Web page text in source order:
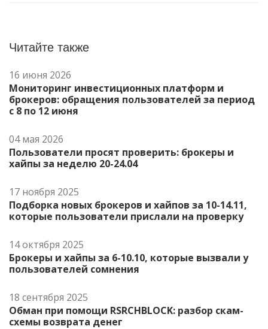
Читайте также
16 июня 2026
Мониторинг инвестиционных платформ и
брокеров: обращения пользователей за период
с 8 по 12 июня
04 мая 2026
Пользователи просят проверить: брокеры и
хайпы за неделю 20-24.04
17 ноября 2025
Подборка новых брокеров и хайпов за 10-14.11,
которые пользователи прислали на проверку
14 октября 2025
Брокеры и хайпы за 6-10.10, которые вызвали у
пользователей сомнения
18 сентября 2025
Обман при помощи RSRCHBLOCK: разбор скам-
схемы возврата денег